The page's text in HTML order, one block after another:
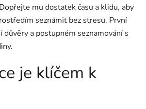
mu dostatek času a klidu, aby
seznámit bez stresu. První
důvěry a postupném seznamování s
je klíčem k